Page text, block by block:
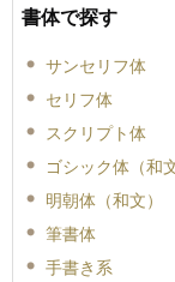
書体で探す
サンセリフ体
セリフ体
スクリプト体
ゴシック体（和文
明朝体（和文）
筆書体
手書き系